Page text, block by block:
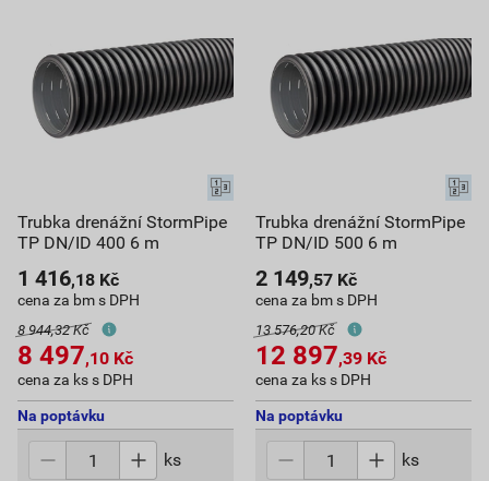
Trubka drenážní StormPipe
TP DN/ID 400 6 m
1 416,18 Kč
cena za bm s DPH
8 944,32 Kč
8 497,10 Kč
cena za ks s DPH
Na poptávku
ks
Trubka drenážní StormPipe
TP DN/ID 500 6 m
2 149,57 Kč
cena za bm s DPH
13 576,20 Kč
12 897,39 Kč
cena za ks s DPH
Na poptávku
ks